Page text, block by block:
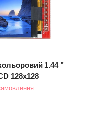
1.44 "
128x128